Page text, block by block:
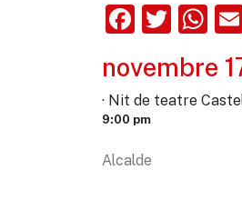
novembre
· Nit de teatre
9:00 pm
Alcalde